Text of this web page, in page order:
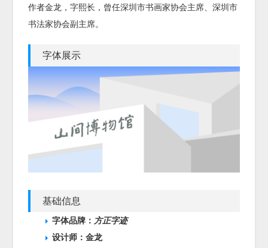
作者金龙，字熙长，曾任深圳市书画家协会主席、深圳市
书法家协会副主席。
字体展示
基础信息
字体品牌： 方正字迹
设计师：金龙